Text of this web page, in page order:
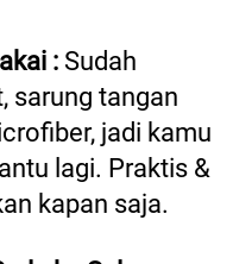
: Sudah
sarung tangan
jadi kamu
lagi. Praktis &
kapan saja.